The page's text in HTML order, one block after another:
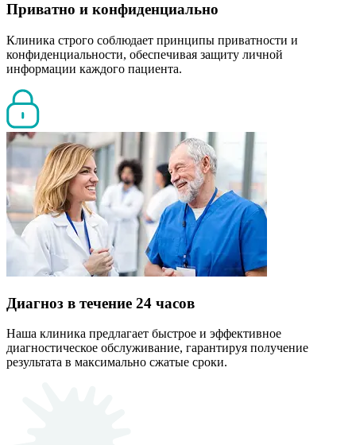
Приватно и конфиденциально
Клиника строго соблюдает принципы приватности и
конфиденциальности, обеспечивая защиту личной
информации каждого пациента.
Диагноз в течение 24 часов
Наша клиника предлагает быстрое и эффективное
диагностическое обслуживание, гарантируя получение
результата в максимально сжатые сроки.